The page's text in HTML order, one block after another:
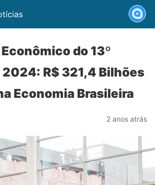
do 13º
2024: R$ 321,4 Bilhões
Economia Brasileira
2 anos atrás